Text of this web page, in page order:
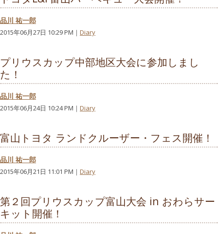
品川 祐一郎
2015年06月27日 10:29 PM｜ Diary
プリウスカップ中部地区大会に参加しまし
た！
品川 祐一郎
2015年06月24日 10:24 PM｜ Diary
富山トヨタ ランドクルーザー・フェス開催！
品川 祐一郎
2015年06月21日 11:01 PM｜ Diary
第２回プリウスカップ富山大会 in おわらサー
キット開催！